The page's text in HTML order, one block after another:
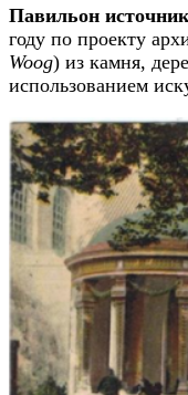
Павильон
году по проекту
Woog) из камня,
использованием